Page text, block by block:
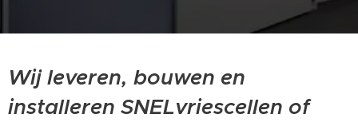
Wij leveren, bouwen en
installeren SNELvriescellen of